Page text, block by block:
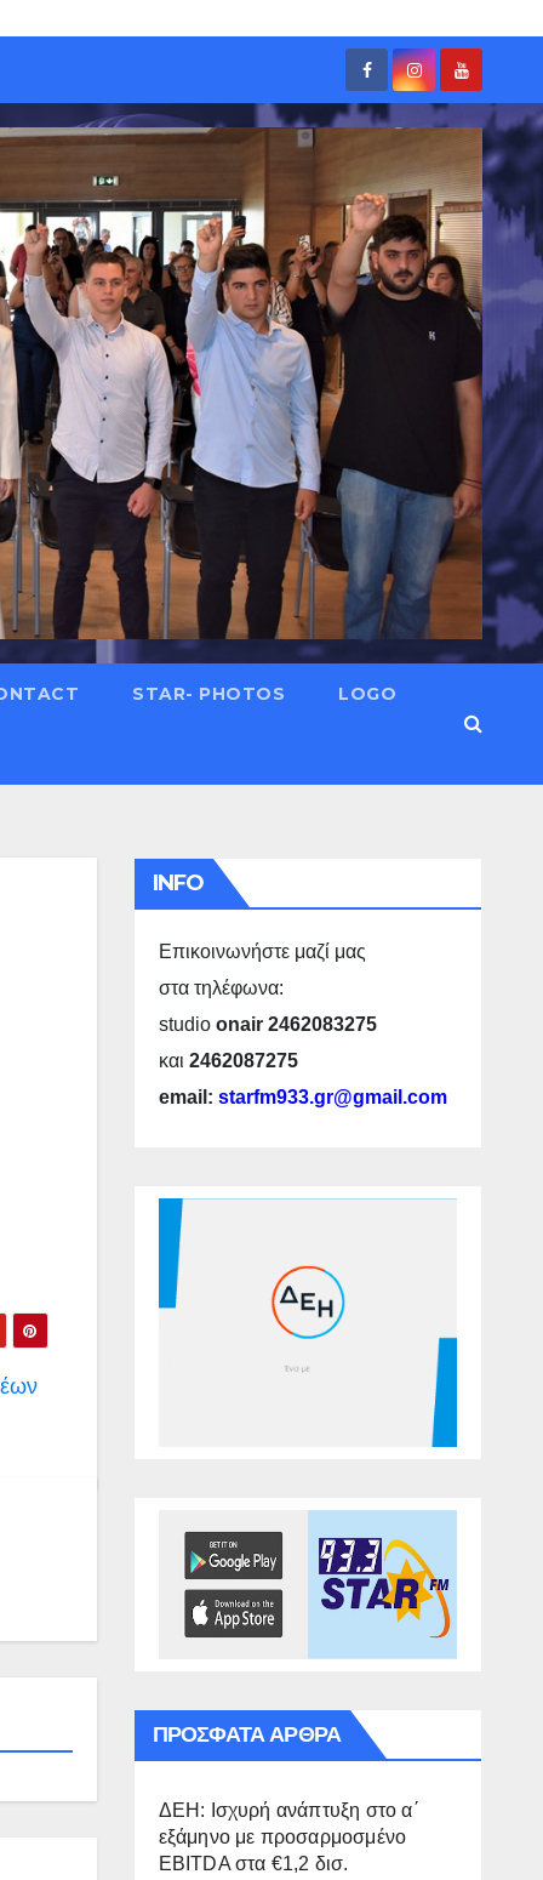
STAR- PHOTOS LOGO
INFO
Επικοινωνήστε μαζί μας
στα τηλέφωνα:
studio onair 2462083275
και 2462087275
email: starfm933.gr@gmail.com
ΠΡΌΣΦΑΤΑ ΆΡΘΡΑ
ΔΕΗ: Ισχυρή ανάπτυξη στο α΄
εξάμηνο με προσαρμοσμένο
EBITDA στα €1,2 δισ.